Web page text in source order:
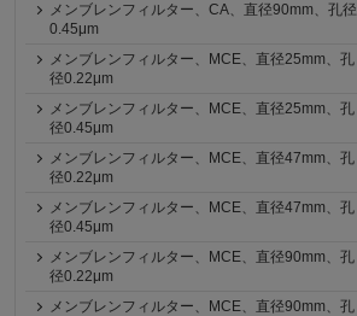
メンブレンフィルター、CA、直径90mm、孔径
0.45μm
メンブレンフィルター、MCE、直径25mm、孔
径0.22μm
メンブレンフィルター、MCE、直径25mm、孔
径0.45μm
メンブレンフィルター、MCE、直径47mm、孔
径0.22μm
メンブレンフィルター、MCE、直径47mm、孔
径0.45μm
メンブレンフィルター、MCE、直径90mm、孔
径0.22μm
メンブレンフィルター、MCE、直径90mm、孔